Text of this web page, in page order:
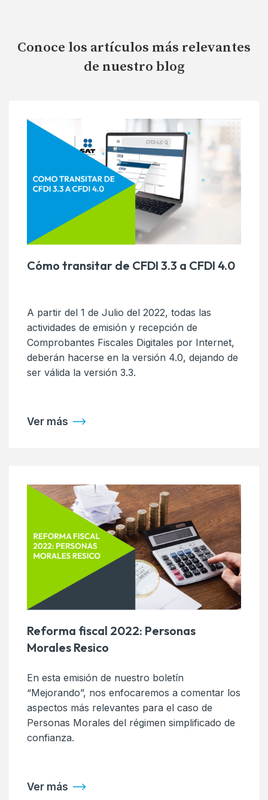
Conoce los artículos más relevantes
de nuestro blog
Cómo transitar de CFDI 3.3 a CFDI 4.0
A partir del 1 de Julio del 2022, todas las
actividades de emisión y recepción de
Comprobantes Fiscales Digitales por Internet,
deberán hacerse en la versión 4.0, dejando de
ser válida la versión 3.3.
Ver más
Reforma fiscal 2022: Personas
Morales Resico
En esta emisión de nuestro boletín
“Mejorando”, nos enfocaremos a comentar los
aspectos más relevantes para el caso de
Personas Morales del régimen simplificado de
confianza.
Ver más